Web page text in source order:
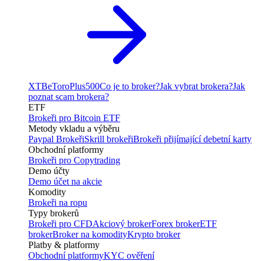
XTBeToroPlus500Co je to broker?Jak vybrat brokera?Jak
poznat scam brokera?
ETF
Brokeři pro Bitcoin ETF
Metody vkladu a výběru
Paypal BrokeřiSkrill brokeřiBrokeři přijímající debetní karty
Obchodní platformy
Brokeři pro Copytrading
Demo účty
Demo účet na akcie
Komodity
Brokeři na ropu
Typy brokerů
Brokeři pro CFDAkciový brokerForex brokerETF
brokerBroker na komodityKrypto broker
Platby & platformy
Obchodní platformyKYC ověření